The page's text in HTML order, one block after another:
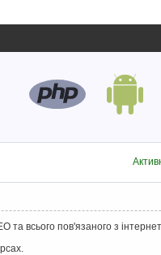
та всього пов'язаного з